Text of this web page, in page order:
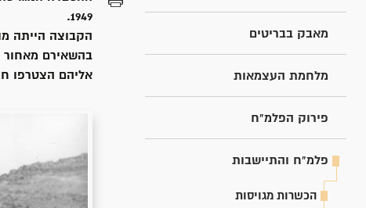
מאבק בבריטים
מלחמת העצמאות
פירוק הפלמ"ח
פלמ"ח והתיישבות
הכשרות מגויסות
1949.
בהשאירם מאחור
אליהם הצטרפו